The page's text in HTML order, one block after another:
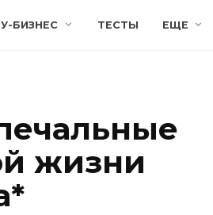
БИЗНЕС ТЕСТЫ ЕЩЕ
жизни